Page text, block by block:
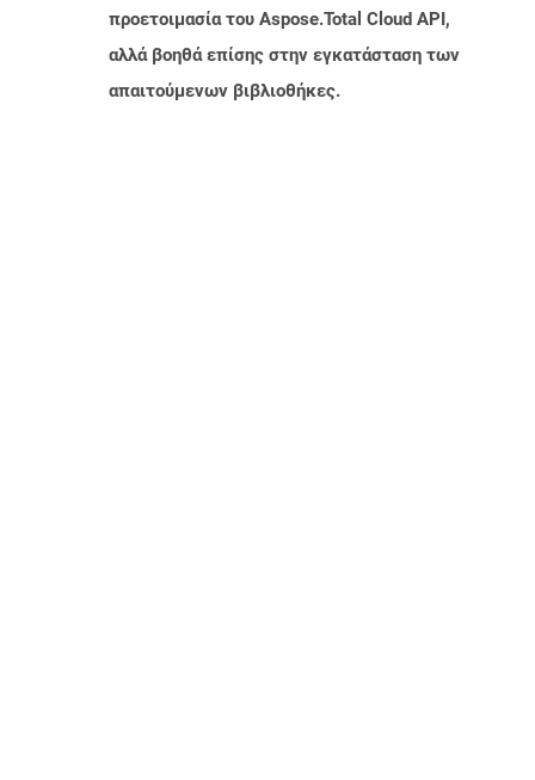
προετοιμασία του Aspose.Total Cloud API,
αλλά βοηθά επίσης στην εγκατάσταση των
απαιτούμενων βιβλιοθήκες.